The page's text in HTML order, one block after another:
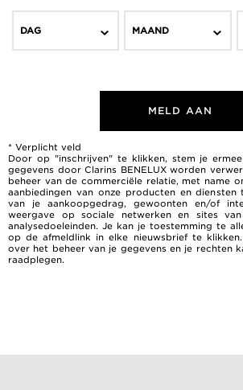
DAG MAAND
MELD AAN
* Verplicht veld
Door op "inschrijven" te klikken, stem je
gegevens door Clarins BENELUX worden
beheer van de commerciële relatie, met name
aanbiedingen van onze producten en
van je aankoopgedrag, gewoonten en/of
weergave op sociale netwerken en sites
analysedoeleinden. Je kan je toestemming te
op de afmeldlink in elke nieuwsbrief te
over het beheer van je gegevens en je rechten
raadplegen.